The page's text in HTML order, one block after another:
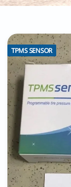
TPMS SENSOR